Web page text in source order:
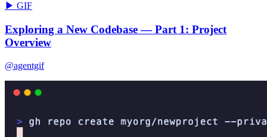
▶ GIF
Exploring a New Codebase — Part 1: Project
Overview
@agentgif